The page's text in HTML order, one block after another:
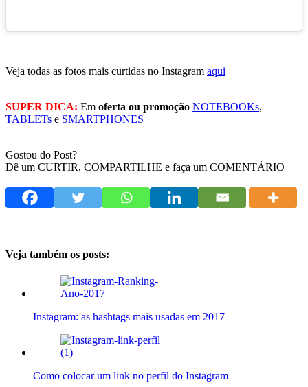
Veja todas as fotos mais curtidas no Instagram aqui
SUPER DICA: Em oferta ou promoção NOTEBOOKs,
TABLETs e SMARTPHONES
Gostou do Post?
Dê um CURTIR, COMPARTILHE e faça um COMENTÁRIO
Veja também os posts:
Instagram: as hashtags mais usadas em 2017
Como colocar um link no perfil do Instagram